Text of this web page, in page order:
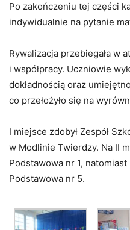
Po zakończeniu tej części
indywidualnie na pytanie
Rywalizacja przebiegała w
i współpracy. Uczniowie
dokładnością oraz
co przełożyło się na
I miejsce zdobył Zespół
w Modlinie Twierdzy. Na II
Podstawowa nr 1, natomiast
Podstawowa nr 5.